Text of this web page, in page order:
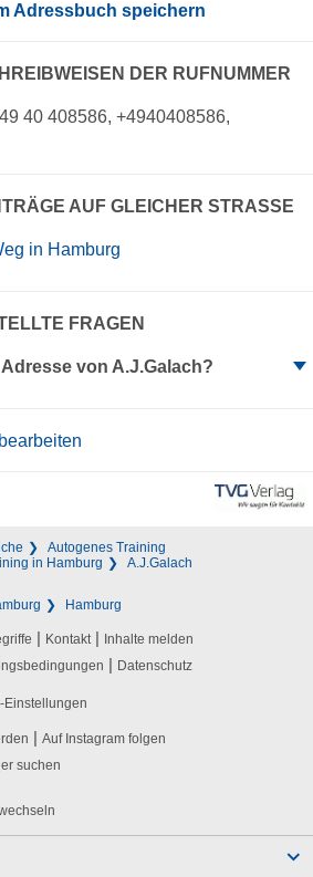
Adressbuch speichern
DER RUFNUMMER
40 408586, +4940408586,
AUF GLEICHER STRASSE
in Hamburg
FRAGEN
von A.J.Galach?
Autogenes Training
in Hamburg
A.J.Galach
Hamburg
| Kontakt | Inhalte melden
| Datenschutz
Einstellungen
| Auf Instagram folgen
suchen